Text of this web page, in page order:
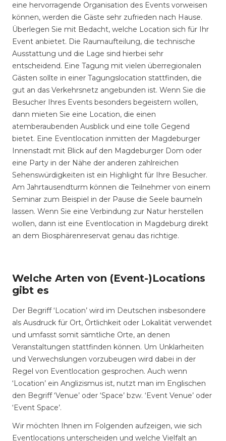
eine hervorragende Organisation des Events vorweisen
können, werden die Gäste sehr zufrieden nach Hause.
Überlegen Sie mit Bedacht, welche Location sich für Ihr
Event anbietet. Die Raumaufteilung, die technische
Ausstattung und die Lage sind hierbei sehr
entscheidend. Eine Tagung mit vielen überregionalen
Gästen sollte in einer Tagungslocation stattfinden, die
gut an das Verkehrsnetz angebunden ist. Wenn Sie die
Besucher Ihres Events besonders begeistern wollen,
dann mieten Sie eine Location, die einen
atemberaubenden Ausblick und eine tolle Gegend
bietet. Eine Eventlocation inmitten der Magdeburger
Innenstadt mit Blick auf den Magdeburger Dom oder
eine Party in der Nähe der anderen zahlreichen
Sehenswürdigkeiten ist ein Highlight für Ihre Besucher.
Am Jahrtausendturm können die Teilnehmer von einem
Seminar zum Beispiel in der Pause die Seele baumeln
lassen. Wenn Sie eine Verbindung zur Natur herstellen
wollen, dann ist eine Eventlocation in Magdeburg direkt
an dem Biosphärenreservat genau das richtige.
Welche Arten von (Event-)Locations
gibt es
Der Begriff ‘Location’ wird im Deutschen insbesondere
als Ausdruck für Ort, Örtlichkeit oder Lokalität verwendet
und umfasst somit sämtliche Orte, an denen
Veranstaltungen stattfinden können. Um Unklarheiten
und Verwechslungen vorzubeugen wird dabei in der
Regel von Eventlocation gesprochen. Auch wenn
‘Location’ ein Anglizismus ist, nutzt man im Englischen
den Begriff ‘Venue’ oder ‘Space’ bzw. ‘Event Venue’ oder
‘Event Space’.
Wir möchten Ihnen im Folgenden aufzeigen, wie sich
Eventlocations unterscheiden und welche Vielfalt an